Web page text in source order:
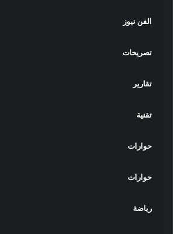
الفن نيوز
تصريحات
تقارير
تقنية
حوارات
حوارات
رياضة